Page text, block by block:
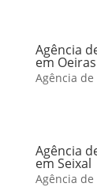
Agência
em Oeiras
Agência
Agência
em Seixal
Agência